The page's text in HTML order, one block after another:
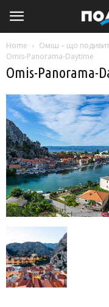
Home
Оміш – що
Omis-Panorama-Daytime
Omis-Panorama-